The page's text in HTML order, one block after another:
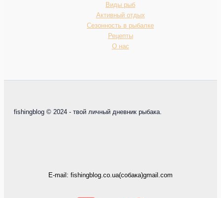
Виды рыб
Активный отдых
Сезонность в рыбалке
Рецепты
О нас
fishingblog © 2024 - твой личный дневник рыбака.
E-mail: fishingblog.co.ua(собака)gmail.com